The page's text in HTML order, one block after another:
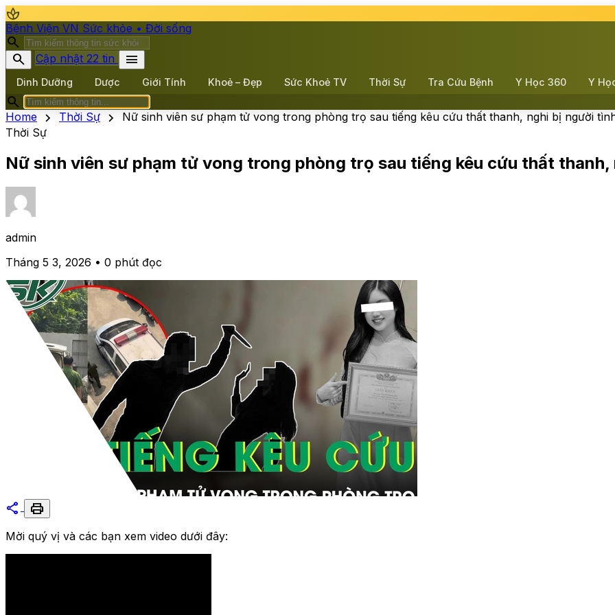
spa
Bệnh Viện VN Sức khỏe • Đời sống
search
search
Cập nhật 22 tin menu
Dinh Dưỡng Dược Giới Tính Khoẻ – Đẹp Sức Khoẻ TV Thời Sự Tra Cứu Bệnh Y Học 360 Y
search
Home chevron_right Thời Sự chevron_right
Nữ sinh viên sư phạm tử vong trong phòng trọ sau tiếng kêu cứu thất thanh, nghi bị người
Thời Sự
Nữ sinh viên sư phạm tử vong trong phòng trọ sau tiếng kêu cứu thất
admin
Tháng 5 3, 2026 • 0 phút đọc
share print
Mời quý vị và các bạn xem video dưới đây: